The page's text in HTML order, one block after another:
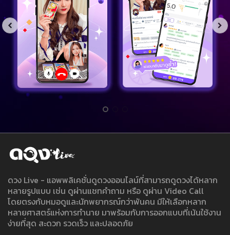
ดวง Live - แอพพลิเคชั่นดูดวงออนไลน์ที่สามารถดูดวงได้หลาก
หลายรูปแบบ เช่น ดูผ่านแชทคำถาม หรือ ดูผ่าน Video Call
โดยตรงกับหมอดูและนักพยากรณ์กว่าพันคน มีให้เลือกหลาก
หลายศาสตร์แห่งการทำนาย มาพร้อมกับการออกแบบที่เน้นใช้งาน
ง่ายที่สุด สะดวก รวดเร็ว และปลอดภัย